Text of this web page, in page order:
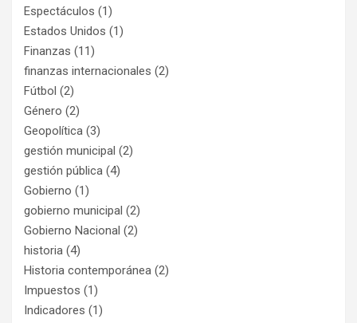
Espectáculos (1)
Estados Unidos (1)
Finanzas (11)
finanzas internacionales (2)
Fútbol (2)
Género (2)
Geopolítica (3)
gestión municipal (2)
gestión pública (4)
Gobierno (1)
gobierno municipal (2)
Gobierno Nacional (2)
historia (4)
Historia contemporánea (2)
Impuestos (1)
Indicadores (1)